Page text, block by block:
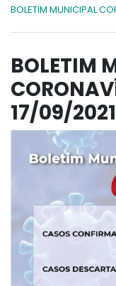
BOLETIM MUNICIPAL
BOLETIM
17/09/2021